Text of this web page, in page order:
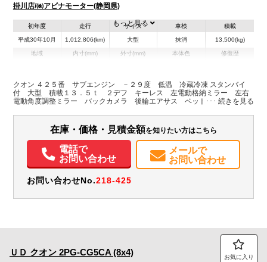
掛川店/㈱アビナモーター(静岡県)
初年度
平成30年10月
走行
1,012,806(km)
サイズ
大型
車検
抹消
積載
13,500(kg)
地域 内寸(mm)
H:2,410
外寸(mm)
H:3,740
本体色 修復歴
装備情報
パワステ
電動格納ミラー
バックモニター
もっと見る
クオン ４２５番 サブエンジン －２９度 低温 冷蔵冷凍 スタンバイ
付 大型 積載１３．５ｔ ２デフ キーレス 左電動格納ミラー 左右
電動角度調整ミラー バックカメラ 後輪エアサス ベット 車検証サイ
在庫・価格・見積金額を知りたい方はこちら
電話で
お問い合わせ
メールで
お問い合わせ
お問い合わせNo.218-425
ＵＤ クオン 2PG-CG5CA (8x4) お気に入り